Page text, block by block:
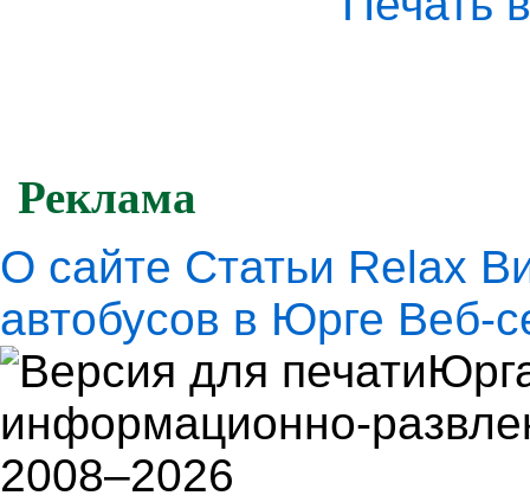
Реклама
О сайте Статьи Relax
автобусов в Юрге Веб-
информационно-
2008–2026